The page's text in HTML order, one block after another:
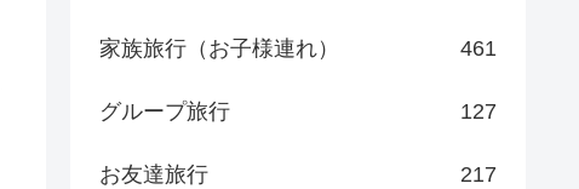
家族旅行（お子様連れ） 461
グループ旅行 127
お友達旅行 217